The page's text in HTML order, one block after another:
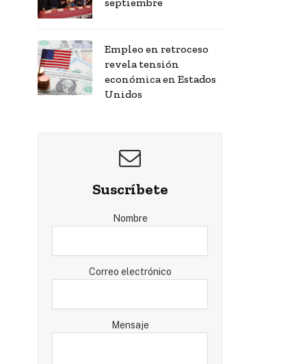
Empleo en retroceso
revela tensión
económica en Estados
Unidos
Suscríbete
Nombre
Correo electrónico
Mensaje